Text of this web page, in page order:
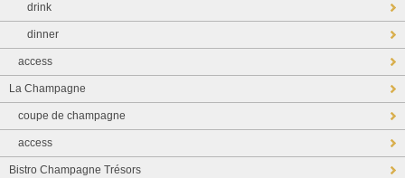
drink
dinner
access
La Champagne
coupe de champagne
access
Bistro Champagne Trésors